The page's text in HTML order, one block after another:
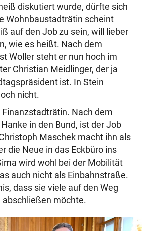
diskutiert wurde, dürfte sich
Wohnbaustadträtin scheint
auf den Job zu sein, will lieber
wie es heißt. Nach dem
Woller steht er nun hoch im
Christian Meidlinger, der ja
ist. In Stein
nicht.
Nach dem
in den Bund, ist der Job
Maschek macht ihn als
die Neue in das Eckbüro ins
wird wohl bei der Mobilität
auch nicht als Einbahnstraße.
dass sie viele auf den Weg
möchte.